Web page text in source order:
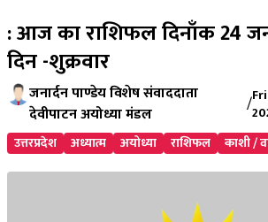
: आज का राशिफल दिनाँक 24
दिन -शुक्रवार
जनार्दन पाण्डेय विशेष संवाददाता
देवीपाटन अयोध्या मंडल
/
उत्तरप्रदेश अध्यात्म अयोध्या राशिफल काशी /